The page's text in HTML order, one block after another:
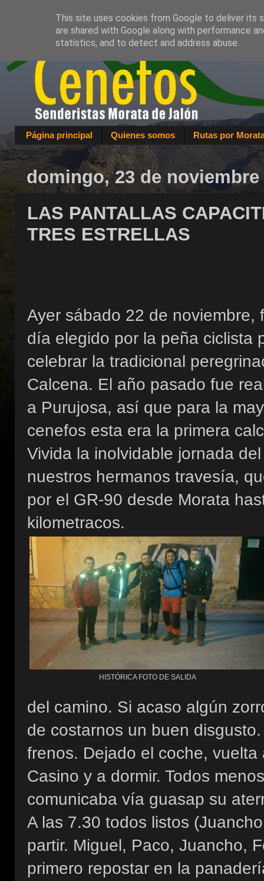
Página principal Quienes somos Rutas por
domingo, 23 de noviembre
LAS PANTALLAS
TRES ESTRELLAS
Ayer sábado 22 de noviembre,
día elegido por la peña ciclista
celebrar la tradicional
Calcena. El año pasado fue
a Purujosa, así que para la
cenefos esta era la primera
Vivida la inolvidable jornada
nuestros hermanos travesía,
por el GR-90 desde Morata
kilometracos.
HISTÓRICA FOTO DE SALIDA
del camino. Si acaso algún
de costarnos un buen
frenos. Dejado el coche,
Casino y a dormir. Todos
comunicaba vía guasap su
A las 7.30 todos listos
partir. Miguel, Paco, Juancho,
primero repostar en la
This site uses cookies from Google to deliver its
are shared with Google along with performance
statistics, and to detect and address abuse.